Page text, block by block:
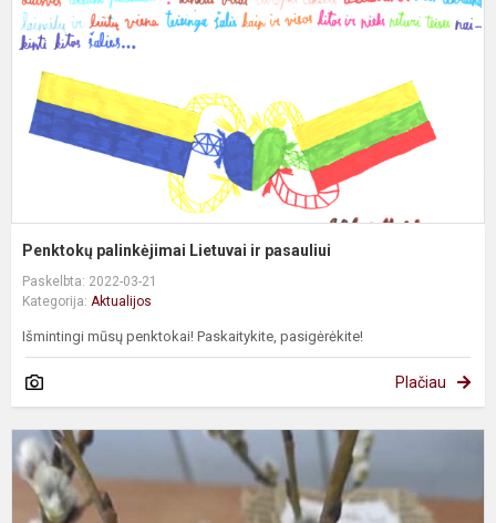
Penktokų palinkėjimai Lietuvai ir pasauliui
Paskelbta: 2022-03-21
Kategorija: Aktualijos
Išmintingi mūsų penktokai! Paskaitykite, pasigėrėkite!
Plačiau